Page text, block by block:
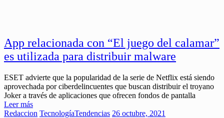
App relacionada con “El juego del calamar”
es utilizada para distribuir malware
ESET advierte que la popularidad de la serie de Netflix está siendo
aprovechada por ciberdelincuentes que buscan distribuir el troyano
Joker a través de aplicaciones que ofrecen fondos de pantalla
Leer más
Redaccion TecnologíaTendencias 26 octubre, 2021